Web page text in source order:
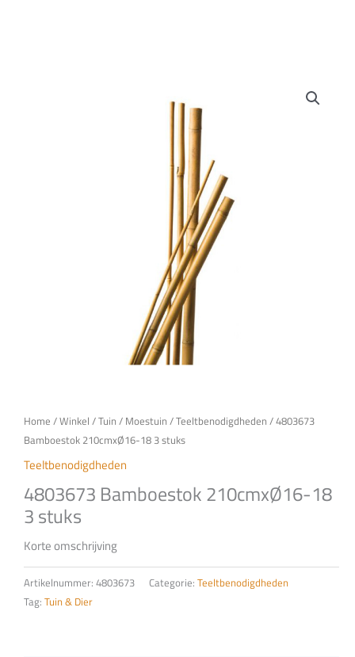
Home /Winkel /Tuin / Moestuin /Teeltbenodigdheden / 4803673
Bamboestok 210cmxØ16-18 3 stuks
Teeltbenodigdheden
4803673 Bamboestok 210cmxØ16-18
3 stuks
Korte omschrijving
Artikelnummer: 4803673 Categorie: Teeltbenodigdheden
Tag: Tuin & Dier